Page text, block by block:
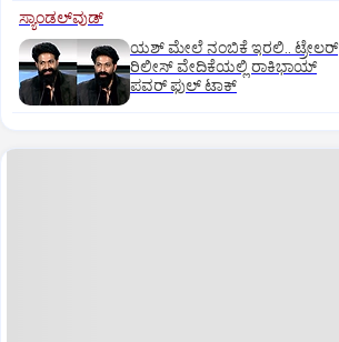
ಸ್ಯಾಂಡಲ್‌ವುಡ್‌
ಯಶ್‌ ಮೇಲೆ ನಂಬಿಕೆ ಇರಲಿ.. ಟ್ರೇಲರ್‌
ರಿಲೀಸ್‌ ವೇದಿಕೆಯಲ್ಲಿ ರಾಕಿಭಾಯ್‌
ಪವರ್‌ ಫುಲ್‌ ಟಾಕ್